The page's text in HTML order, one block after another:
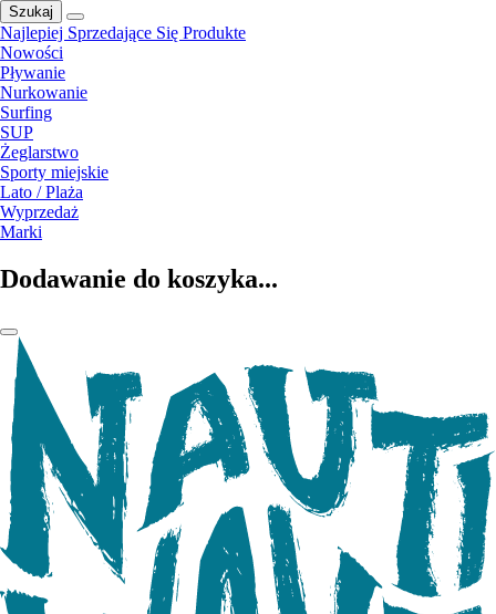
Szukaj
Najlepiej Sprzedające Się Produkte
Nowości
Pływanie
Nurkowanie
Surfing
SUP
Żeglarstwo
Sporty miejskie
Lato / Plaża
Wyprzedaż
Marki
Dodawanie do koszyka...